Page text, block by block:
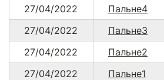
27/04/2022
Пальне4
27/04/2022
Пальне3
27/04/2022
Пальне2
27/04/2022
Пальне1